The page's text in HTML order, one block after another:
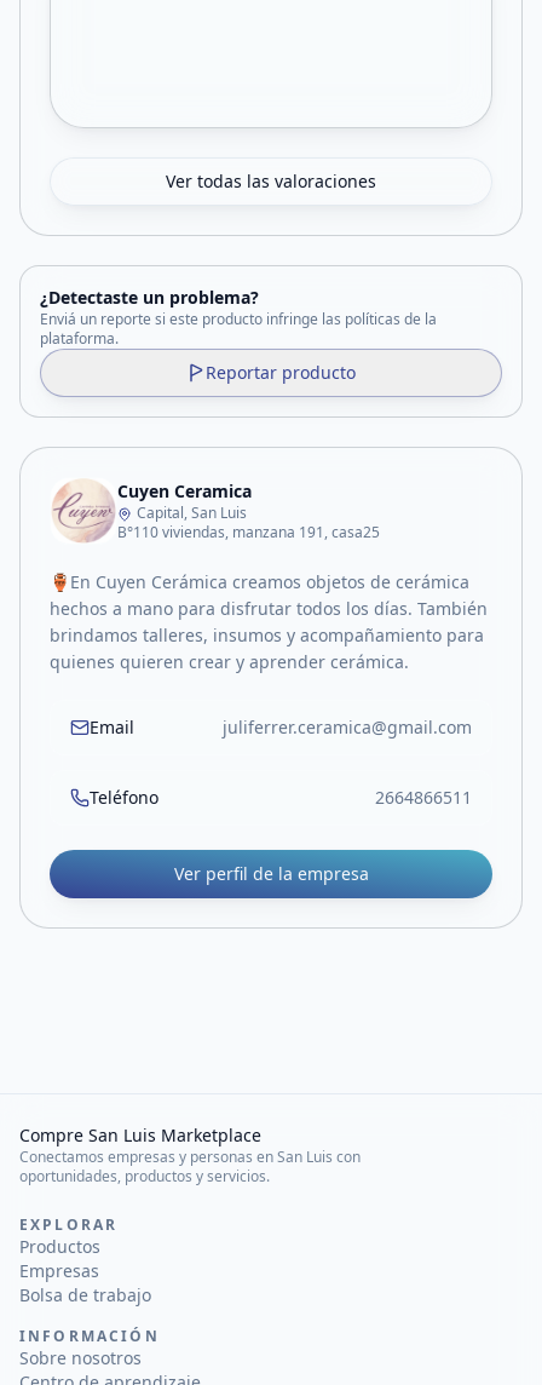
Ver todas las valoraciones
¿Detectaste un problema?
Enviá un reporte si este producto infringe las políticas de la
plataforma.
Reportar producto
Cuyen Ceramica
Capital, San Luis
B°110 viviendas, manzana 191, casa25
🏺En Cuyen Cerámica creamos objetos de cerámica
hechos a mano para disfrutar todos los días. También
brindamos talleres, insumos y acompañamiento para
quienes quieren crear y aprender cerámica.
Email juliferrer.ceramica@gmail.com
Teléfono 2664866511
Ver perfil de la empresa
Compre San Luis Marketplace
Conectamos empresas y personas en San Luis con
oportunidades, productos y servicios.
EXPLORAR
Productos
Empresas
Bolsa de trabajo
INFORMACIÓN
Sobre nosotros